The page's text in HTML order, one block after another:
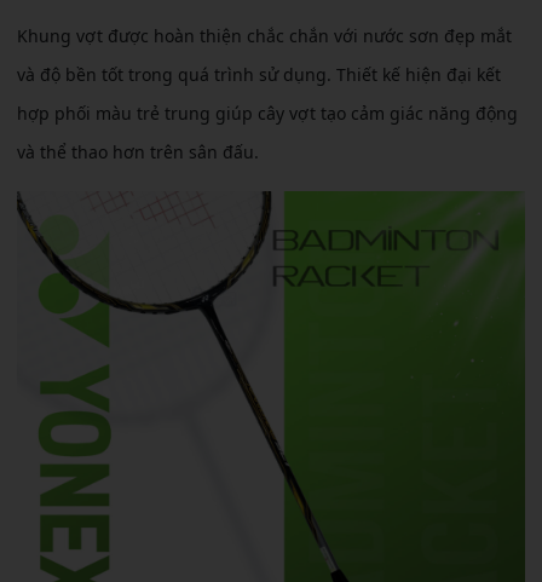
Khung vợt được hoàn thiện chắc chắn với nước sơn đẹp mắt
và độ bền tốt trong quá trình sử dụng. Thiết kế hiện đại kết
hợp phối màu trẻ trung giúp cây vợt tạo cảm giác năng động
và thể thao hơn trên sân đấu.